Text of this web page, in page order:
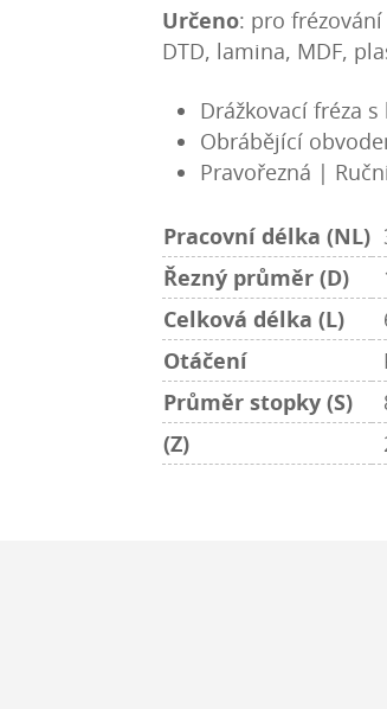
Určeno: pro
DTD, lamina, MDF,
Drážkovací fréza
Obrábějící
Pravořezná |
Pracovní délka (NL)
Řezný průměr (D)
Celková délka (L)
Otáčení
Průměr stopky (S)
(Z)